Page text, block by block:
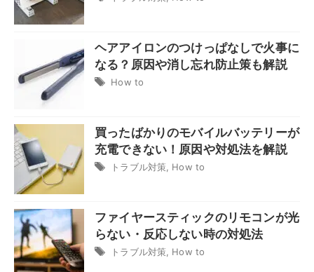
ヘアアイロンのつけっぱなしで火事に
なる？原因や消し忘れ防止策も解説
How to
買ったばかりのモバイルバッテリーが
充電できない！原因や対処法を解説
トラブル対策 How to
ファイヤースティックのリモコンが光
らない・反応しない時の対処法
トラブル対策 How to